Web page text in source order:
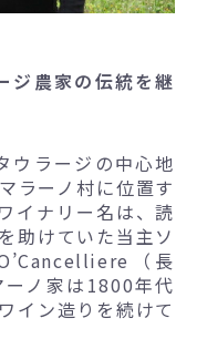
ジ農家の伝統を継
ウラージの中心地
ラーノ村に位置す
イナリー名は、読
助けていた当主ソ
（長
ノ家は1800年代
イン造りを続けて